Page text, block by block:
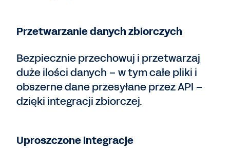
Przetwarzanie danych zbiorczych
Bezpiecznie przechowuj i przetwarzaj
duże ilości danych – w tym całe pliki i
obszerne dane przesyłane przez API –
dzięki integracji zbiorczej.
Uproszczone integracje